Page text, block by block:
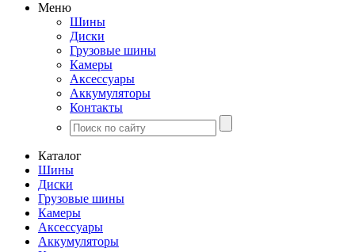
Меню
Шины
Диски
Грузовые шины
Камеры
Аксессуары
Аккумуляторы
Контакты
Каталог
Шины
Диски
Грузовые шины
Камеры
Аксессуары
Аккумуляторы